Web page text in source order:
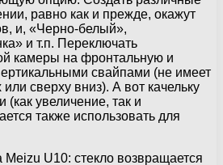
равно как и прежде, окажут
и, «Черно-белый»,
и т.п. Переключать
камеры на фронтальную и
свайпами (не имеет
сверху вниз). А вот качельку
(как увеличение, так и
также использовать для